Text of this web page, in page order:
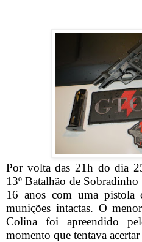
Por volta das 21h do dia
13º Batalhão de
16 anos com uma pistola
munições intactas. O
Colina foi apreendido
momento que tentava